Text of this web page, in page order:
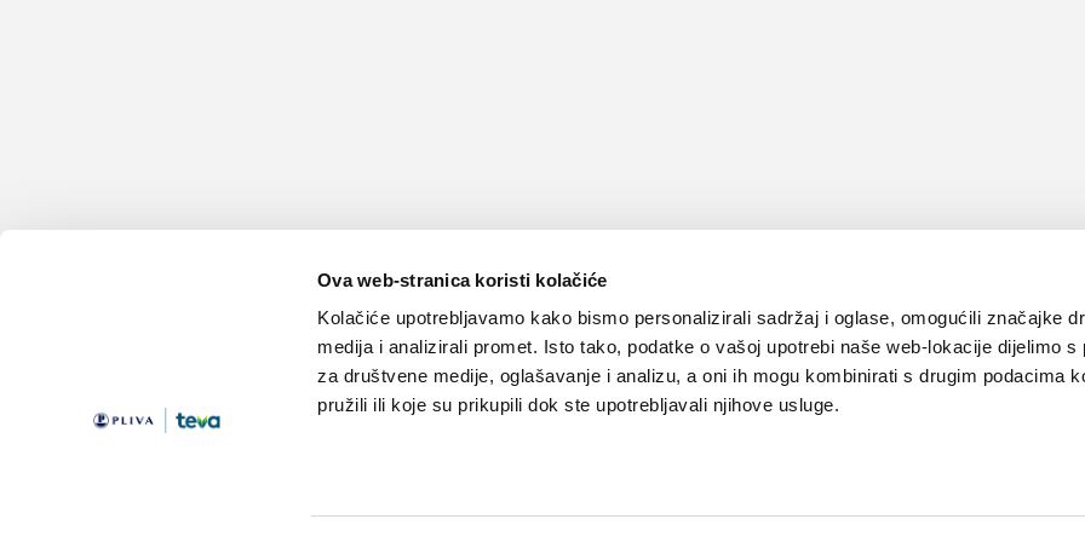
Ova web-stranica koristi kolačiće
Kolačiće upotrebljavamo kako bismo personalizirali sadržaj i oglase, omogućili značajke
medija i analizirali promet. Isto tako, podatke o vašoj upotrebi naše web-lokacije dijelimo s
za društvene medije, oglašavanje i analizu, a oni ih mogu kombinirati s drugim podacima
pružili ili koje su prikupili dok ste upotrebljavali njihove usluge.
Važne pravne